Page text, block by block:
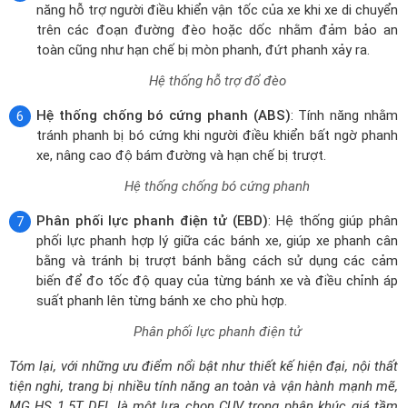
năng hỗ trợ người điều khiển vận tốc của xe khi xe di chuyển
trên các đoạn đường đèo hoặc dốc nhằm đảm bảo an
toàn cũng như hạn chế bị mòn phanh, đứt phanh xảy ra.
Hệ thống hỗ trợ đổ đèo
Hệ thống chống bó cứng phanh (ABS): Tính năng nhằm
tránh phanh bị bó cứng khi người điều khiển bất ngờ phanh
xe, nâng cao độ bám đường và hạn chế bị trượt.
Hệ thống chống bó cứng phanh
Phân phối lực phanh điện tử (EBD): Hệ thống giúp phân
phối lực phanh hợp lý giữa các bánh xe, giúp xe phanh cân
bằng và tránh bị trượt bánh bằng cách sử dụng các cảm
biến để đo tốc độ quay của từng bánh xe và điều chỉnh áp
suất phanh lên từng bánh xe cho phù hợp.
Phân phối lực phanh điện tử
Tóm lại, với những ưu điểm nổi bật như thiết kế hiện đại, nội thất
tiện nghi, trang bị nhiều tính năng an toàn và vận hành mạnh mẽ,